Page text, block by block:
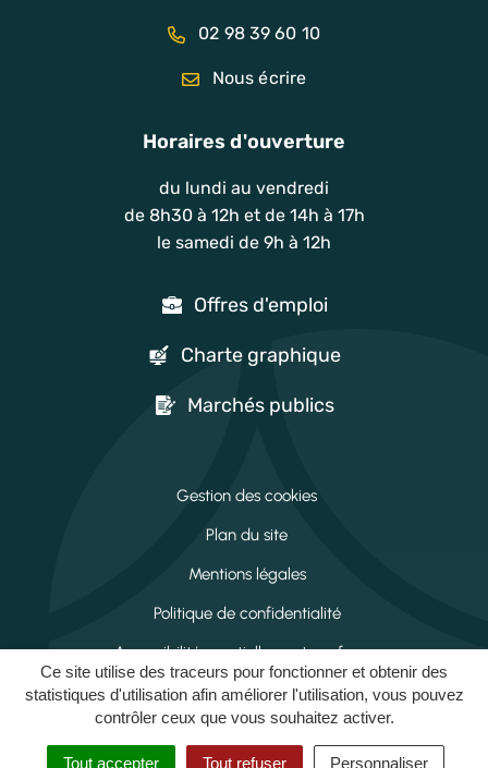
Ce site utilise des traceurs pour fonctionner et obtenir des
statistiques d'utilisation afin améliorer l'utilisation, vous pouvez
contrôler ceux que vous souhaitez activer.
Tout accepter Tout refuser Personnaliser
02 98 39 60 10
Nous écrire
Horaires d'ouverture
du lundi au vendredi
de 8h30 à 12h et de 14h à 17h
le samedi de 9h à 12h
Offres d'emploi
Charte graphique
Marchés publics
Gestion des cookies
Plan du site
Mentions légales
Politique de confidentialité
Accessibilité : partiellement conforme
Espace connecté